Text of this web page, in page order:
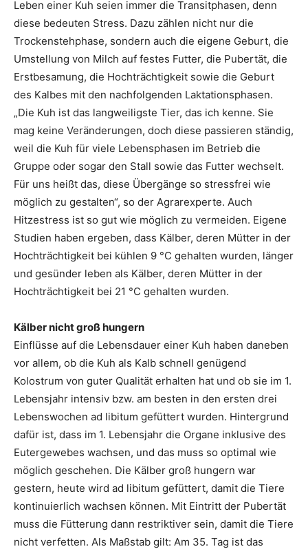
Leben einer Kuh seien immer die Transitphasen, denn
diese bedeuten Stress. Dazu zählen nicht nur die
Trockenstehphase, sondern auch die eigene Geburt, die
Umstellung von Milch auf festes Futter, die Pubertät, die
Erstbesamung, die Hochträchtigkeit sowie die Geburt
des Kalbes mit den nachfolgenden Laktationsphasen.
„Die Kuh ist das langweiligste Tier, das ich kenne. Sie
mag keine Veränderungen, doch diese passieren ständig,
weil die Kuh für viele Lebensphasen im Betrieb die
Gruppe oder sogar den Stall sowie das Futter wechselt.
Für uns heißt das, diese Übergänge so stressfrei wie
möglich zu gestalten“, so der Agrarexperte. Auch
Hitzestress ist so gut wie möglich zu vermeiden. Eigene
Studien haben ergeben, dass Kälber, deren Mütter in der
Hochträchtigkeit bei kühlen 9 °C gehalten wurden, länger
und gesünder leben als Kälber, deren Mütter in der
Hochträchtigkeit bei 21 °C gehalten wurden.
Kälber nicht groß hungern
Einflüsse auf die Lebensdauer einer Kuh haben daneben
vor allem, ob die Kuh als Kalb schnell genügend
Kolostrum von guter Qualität erhalten hat und ob sie im 1.
Lebensjahr intensiv bzw. am besten in den ersten drei
Lebenswochen ad libitum gefüttert wurden. Hintergrund
dafür ist, dass im 1. Lebensjahr die Organe inklusive des
Eutergewebes wachsen, und das muss so optimal wie
möglich geschehen. Die Kälber groß hungern war
gestern, heute wird ad libitum gefüttert, damit die Tiere
kontinuierlich wachsen können. Mit Eintritt der Pubertät
muss die Fütterung dann restriktiver sein, damit die Tiere
nicht verfetten. Als Maßstab gilt: Am 35. Tag ist das